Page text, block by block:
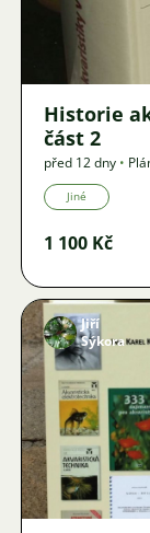
Historie
část 2
před 12 dny •
Jiné
1 100 Kč
Jiří
Sýkora